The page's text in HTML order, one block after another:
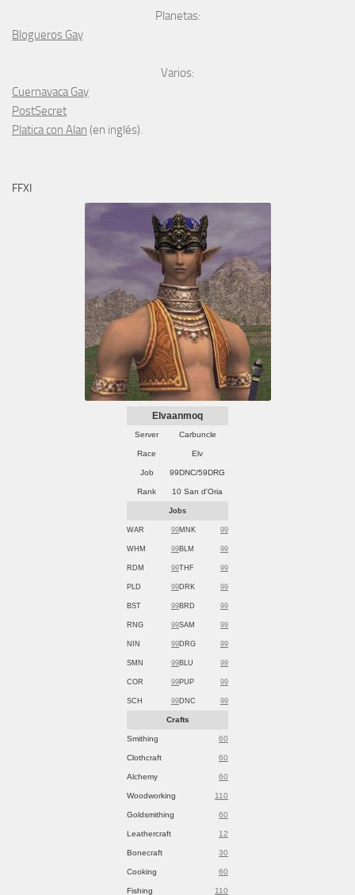
Planetas:
Blogueros Gay
Varios:
Cuernavaca Gay
PostSecret
Platica con Alan (en inglés).
FFXI
Elvaanmoq
Server Carbuncle
Race Elv
Job 99DNC/59DRG
Rank 10 San d'Oria
Jobs
WAR 99MNK 99
WHM 99BLM 99
RDM 99THF 99
PLD 99DRK 99
BST 99BRD 99
RNG 99SAM 99
NIN 99DRG 99
SMN 99BLU 99
COR 99PUP 99
SCH 99DNC 99
Crafts
Smithing 60
Clothcraft 60
Alchemy 60
Woodworking 110
Goldsmithing 60
Leathercraft 12
Bonecraft 30
Cooking 60
Fishing 110